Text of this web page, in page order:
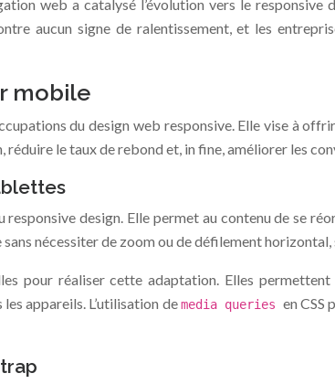
web a catalysé l’évolution vers le
aucun signe de ralentissement, et les
mobile
du design web responsive. Elle vise à
le taux de rebond et, in fine, améliorer les
design. Elle permet au contenu de se
nécessiter de zoom ou de défilement
pour réaliser cette adaptation. Elles
appareils. L’utilisation demedia queries en CSS